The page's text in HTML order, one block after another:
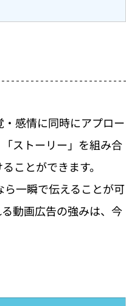
感情に同時にアプロー
ストーリー」を組み合
ことができます。
一瞬で伝えることが可
動画広告の強みは、今